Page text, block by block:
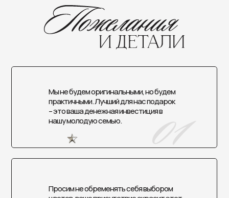
Мы не будем оригинальными, но будем
практичными. Лучший для нас подарок
– это ваша денежная инвестиция в
нашу молодую семью.
Просим не обременять себя выбором